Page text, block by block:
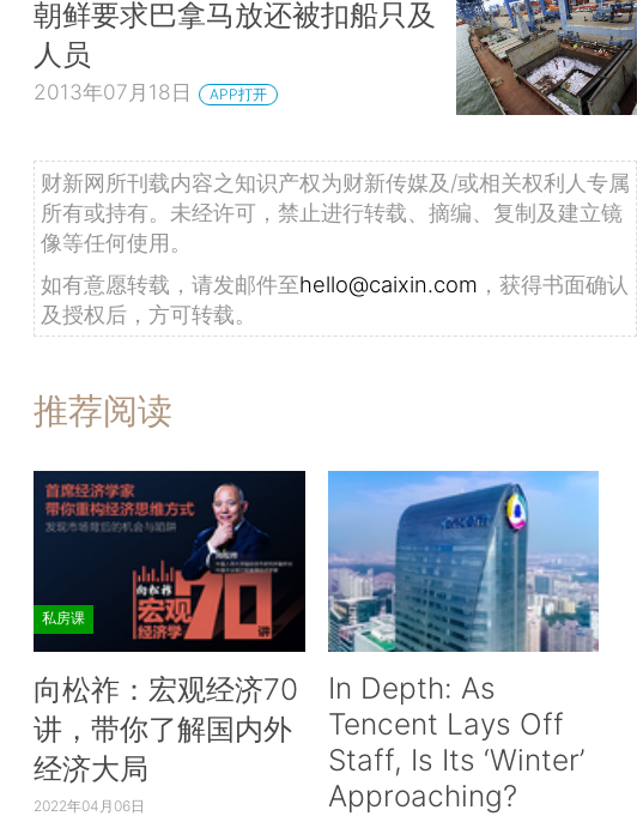
朝鲜要求巴拿马放还被扣船只及
人员
2013年07月18日 APP打开
财新网所刊载内容之知识产权为财新传媒及/或相关权利人专属
所有或持有。未经许可，禁止进行转载、摘编、复制及建立镜
像等任何使用。
如有意愿转载，请发邮件至hello@caixin.com ，获得书面确认
及授权后，方可转载。
推荐阅读
私房课
向松祚：宏观经济70
讲，带你了解国内外
经济大局
2022年04月06日
In Depth: As
Tencent Lays Off
Staff, Is Its ‘Winter’
Approaching?